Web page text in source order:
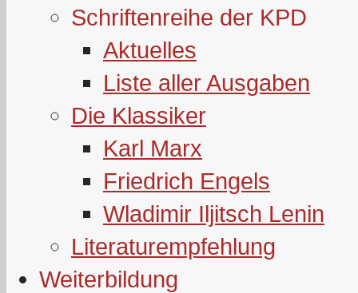
Schriftenreihe der KPD
Aktuelles
Liste aller Ausgaben
Die Klassiker
Karl Marx
Friedrich Engels
Wladimir Iljitsch Lenin
Literaturempfehlung
Weiterbildung